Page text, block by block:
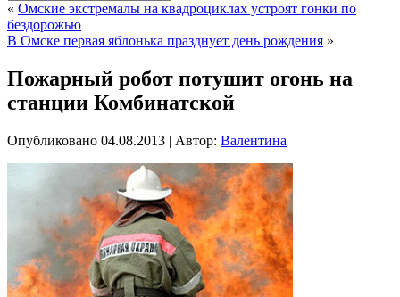
« Омские экстремалы на квадроциклах устроят гонки по
бездорожью
В Омске первая яблонька празднует день рождения »
Пожарный робот потушит огонь на
станции Комбинатской
Опубликовано 04.08.2013 | Автор: Валентина